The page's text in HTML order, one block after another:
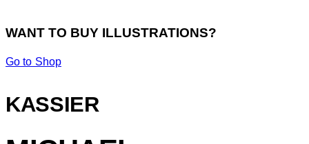
WANT TO BUY ILLUSTRATIONS?
Go to Shop
KASSIER